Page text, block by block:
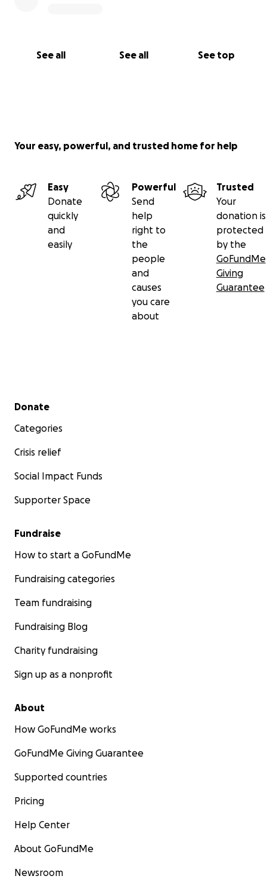
See all See all See top
Your easy, powerful, and trusted home for help
Easy
Donate
quickly
and
easily
Powerful
Send
help
right to
the
people
and
causes
you care
about
Trusted
Your
donation is
protected
by the
GoFundMe
Giving
Guarantee
Secondary menu
Donate
Categories
Crisis relief
Social Impact Funds
Supporter Space
Fundraise
How to start a GoFundMe
Fundraising categories
Team fundraising
Fundraising Blog
Charity fundraising
Sign up as a nonprofit
About
How GoFundMe works
GoFundMe Giving Guarantee
Supported countries
Pricing
Help Center
About GoFundMe
Newsroom